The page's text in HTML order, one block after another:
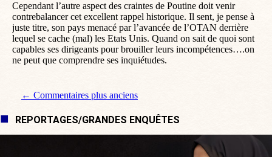
Cependant l’autre aspect des craintes de Poutine doit venir
contrebalancer cet excellent rappel historique. Il sent, je pense à
juste titre, son pays menacé par l’avancée de l’OTAN derrière
lequel se cache (mal) les Etats Unis. Quand on sait de quoi sont
capables ses dirigeants pour brouiller leurs incompétences….on
ne peut que comprendre ses inquiétudes.
Navigation de commentaire
← Commentaires plus anciens
REPORTAGES/GRANDES ENQUÊTES